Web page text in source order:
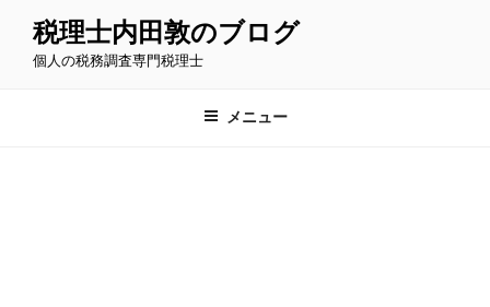
税理士内田敦のブログ
個人の税務調査専門税理士
メニュー